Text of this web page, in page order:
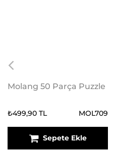
Molang 50 Parça Puzzle
₺499,90 TL MOL709
Sepete Ekle